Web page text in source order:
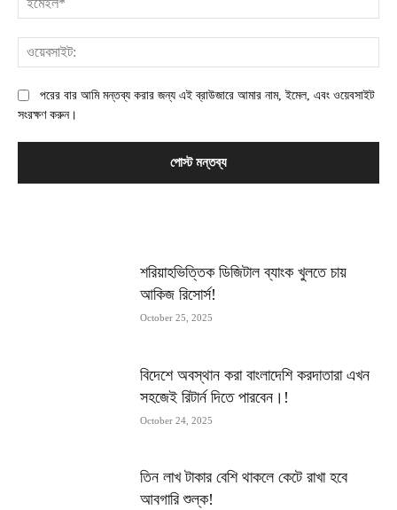
পরের বার আমি মন্তব্য করার জন্য এই ব্রাউজারে আমার নাম, ইমেল, এবং ওয়েবসাইট
সংরক্ষণ করুন।
শরিয়াহভিত্তিক ডিজিটাল ব্যাংক খুলতে চায়
আকিজ রিসোর্স!
October 25, 2025
বিদেশে অবস্থান করা বাংলাদেশি করদাতারা এখন
সহজেই রিটার্ন দিতে পারবেন।!
October 24, 2025
তিন লাখ টাকার বেশি থাকলে কেটে রাখা হবে
আবগারি শুল্ক!